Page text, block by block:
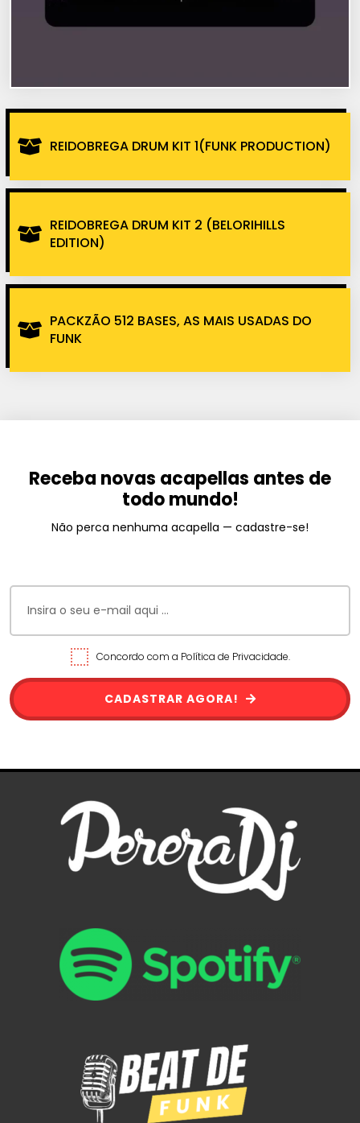
REIDOBREGA DRUM KIT 1(FUNK PRODUCTION)
REIDOBREGA DRUM KIT 2 (BELORIHILLS
EDITION)
PACKZÃO 512 BASES, AS MAIS USADAS DO
FUNK
Receba novas acapellas antes de
todo mundo!
Não perca nenhuma acapella — cadastre-se!
Concordo com a Política de Privacidade.
CADASTRAR AGORA!